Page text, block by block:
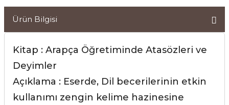
Ürün Bilgisi
Kitap : Arapça Öğretiminde Atasözleri ve
Deyimler
Açıklama : Eserde, Dil becerilerinin etkin
kullanımı zengin kelime hazinesine